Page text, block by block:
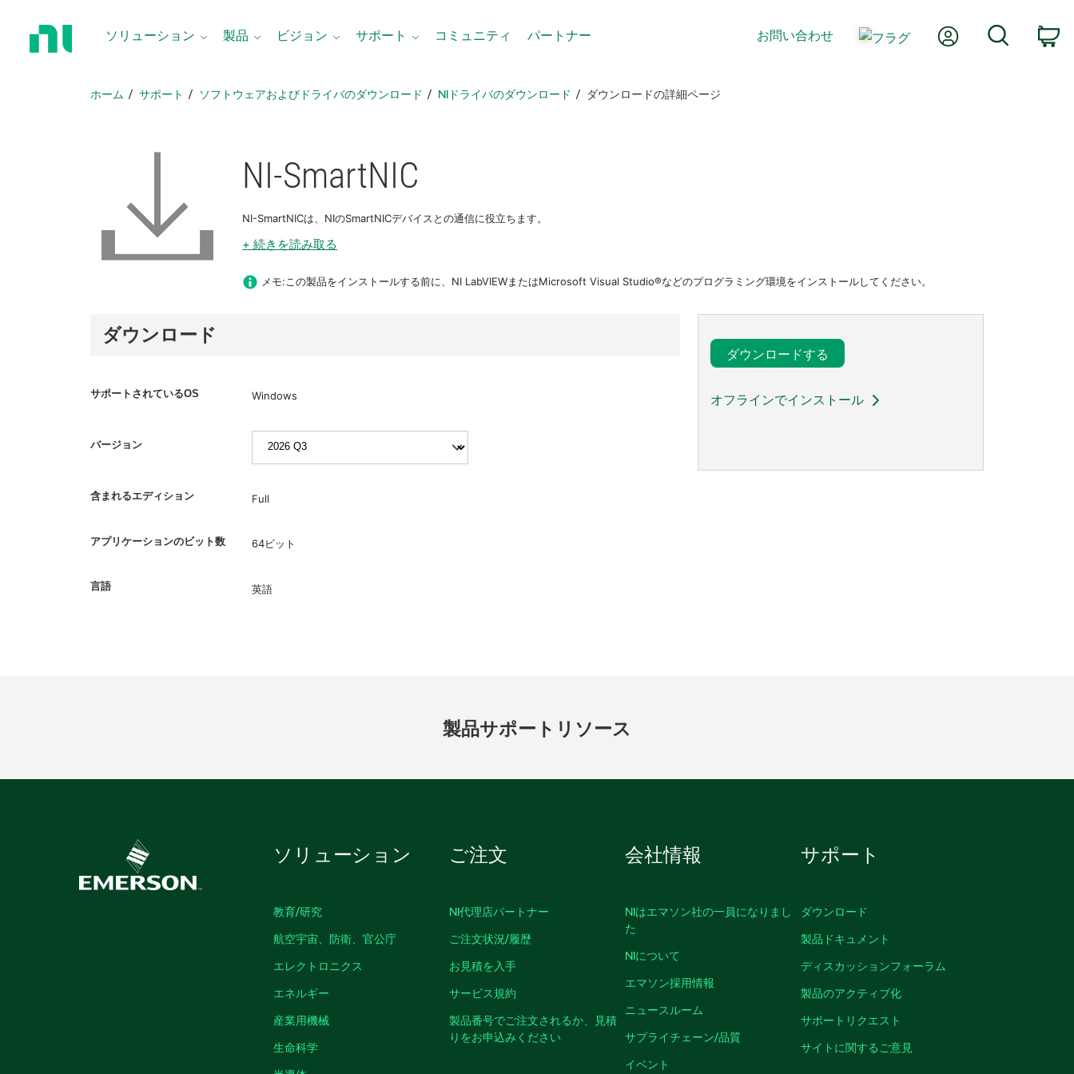
ソリューション 製品 ビジョン サポート コミュニティ パートナー お問い合わせ Myアカウント
ホーム サポート ソフトウェアおよびドライバのダウンロード NIドライバのダウンロード ダウンロードの詳細ページ
NI-SmartNIC
NI-SmartNICは、NIのSmartNICデバイスとの通信に役立ちます。
+ 続きを読み取る
メモ:この製品をインストールする前に、NI LabVIEWまたはMicrosoft Visual Studio®などのプログラミング環境をインストールしてください。
ダウンロード
サポートされているOS Windows
バージョン
含まれるエディション Full
アプリケーションのビット数 64ビット
言語 英語
ダウンロードする
オフラインでインストール
製品サポート リソース
ソリューション
教育/研究
航空宇宙、防衛、官公庁
エレクトロニクス
エネルギー
産業用機械
生命科学
ご注文
NI代理店パートナー
ご注文状況/履歴
お見積を入手
サービス規約
製品番号でご注文されるか、見積
りをお申込みください
会社情報
NIはエマソン社の一員になりまし
た
NIについて
エマソン採用情報
ニュースルーム
サプライチェーン/品質
イベント
サポート
ダウンロード
製品ドキュメント
ディスカッションフォーラム
製品のアクティブ化
サポートリクエスト
サイトに関するご意見